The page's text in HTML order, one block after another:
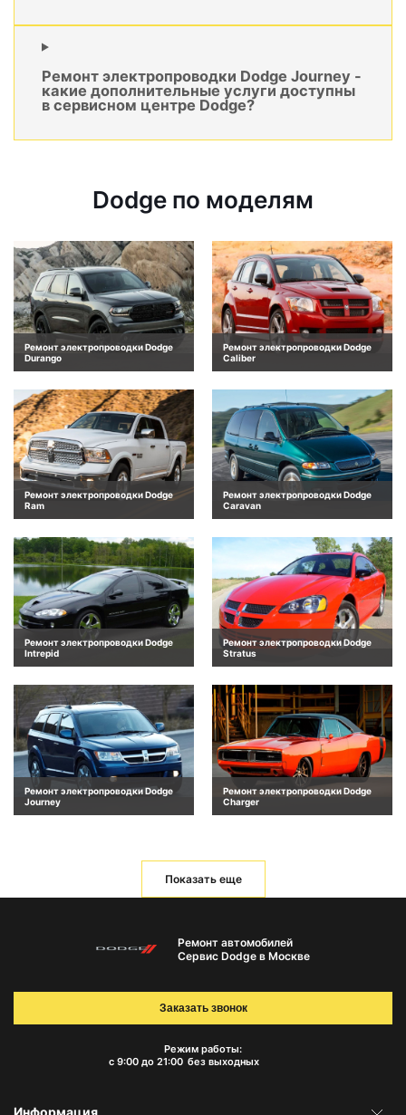
Ремонт электропроводки Dodge Journey -
какие дополнительные услуги доступны
в сервисном центре Dodge?
Dodge по моделям
Ремонт электропроводки Dodge
Durango
Ремонт электропроводки Dodge
Caliber
Ремонт электропроводки Dodge
Ram
Ремонт электропроводки Dodge
Caravan
Ремонт электропроводки Dodge
Intrepid
Ремонт электропроводки Dodge
Stratus
Ремонт электропроводки Dodge
Journey
Ремонт электропроводки Dodge
Charger
Показать еще
Ремонт автомобилей
Сервис Dodge в Москве
Режим работы:
с 9:00 до 21:00 без выходных
Заказать звонок